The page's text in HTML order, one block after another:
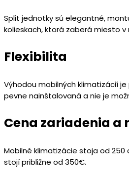
Split jednotky sú elegantné,
kolieskach, ktorá zaberá miesto
Flexibilita
Výhodou mobilných klimatizácií
pevne nainštalovaná a nie je
Cena zariadenia a
Mobilné klimatizácie stoja od
stojí približne od 350€.